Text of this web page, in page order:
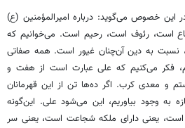
خصوص می‌گوید: درباره امیرالمؤمنین (ع)
است، رئوف است، رحیم است. می‌خوانیم که
نسبت به دین آن‌چنان غیور است. همه صفاتی
فکر می‌کنیم که علی عبارت است از هفت و
و معدی کرب. اگر ده‌ها تن از این قهرمانان
به وجود بیاوریم، این می‌شود علی. این‌گونه
یعنی دارای ملکه شجاعت است، یعنی سر